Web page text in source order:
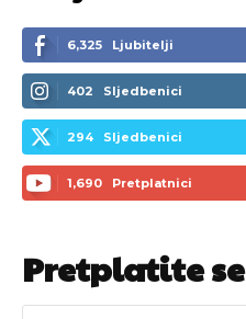
6,325 Ljubitelji
402 Sljedbenici
294 Sljedbenici
1,690 Pretplatnici
Pretplatite se